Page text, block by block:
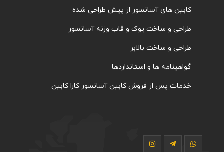
کابین های آسانسور از پیش طراحی شده
طراحی و ساخت یوک و قاب وزنه آسانسور
طراحی و ساخت بالابر
گواهینامه ها و استانداردها
خدمات پس از فروش کابین آسانسور کارا کابین